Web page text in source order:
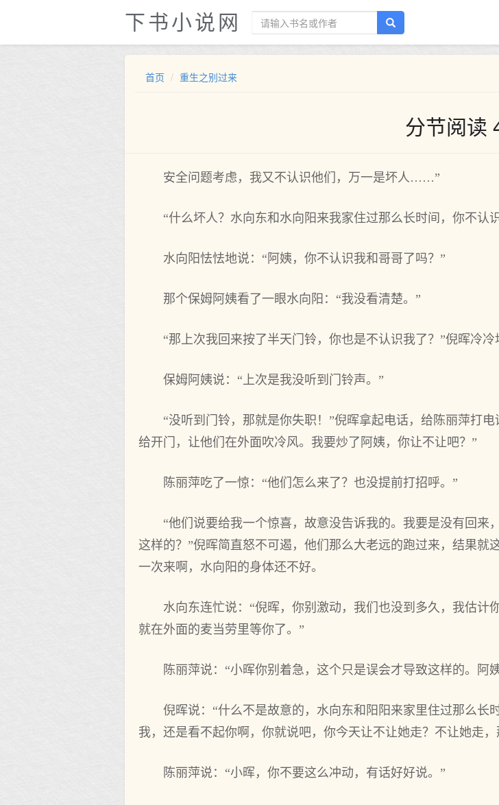
下书小说网
首页 重生之别过来
分节阅读
安全问题考虑，我又不认识他们，万一是坏人……”
“什么坏人？水向东和水向阳来我家住过那么长时间，你不认
水向阳怯怯地说：“阿姨，你不认识我和哥哥了吗？”
那个保姆阿姨看了一眼水向阳：“我没看清楚。”
“那上次我回来按了半天门铃，你也是不认识我了？”倪晖冷冷
保姆阿姨说：“上次是我没听到门铃声。”
“没听到门铃，那就是你失职！”倪晖拿起电话，给陈丽萍打
给开门，让他们在外面吹冷风。我要炒了阿姨，你让不让吧？”
陈丽萍吃了一惊：“他们怎么来了？也没提前打招呼。”
“他们说要给我一个惊喜，故意没告诉我的。我要是没有回
这样的？”倪晖简直怒不可遏，他们那么大老远的跑过来，结果
一次来啊，水向阳的身体还不好。
水向东连忙说：“倪晖，你别激动，我们也没到多久，我估计
就在外面的麦当劳里等你了。”
陈丽萍说：“小晖你别着急，这个只是误会才导致这样的。阿
倪晖说：“什么不是故意的，水向东和阳阳来家里住过那么长
我，还是看不起你啊，你就说吧，你今天让不让她走？不让她走，
陈丽萍说：“小晖，你不要这么冲动，有话好好说。”